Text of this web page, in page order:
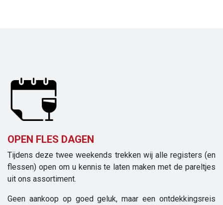
OPEN FLES DAGEN​
Tijdens deze twee weekends trekken wij alle registers (en
flessen) open om u kennis te laten maken met de pareltjes
uit ons assortiment.
Geen aankoop op goed geluk, maar een ontdekkingsreis